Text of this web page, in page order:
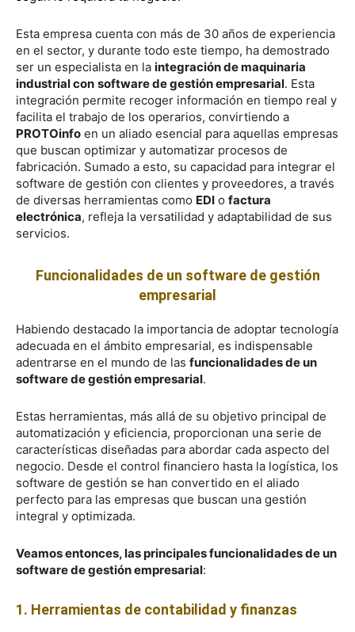
Esta empresa cuenta con más de 30 años de experiencia
en el sector, y durante todo este tiempo, ha demostrado
ser un especialista en la integración de maquinaria
industrial con software de gestión empresarial. Esta
integración permite recoger información en tiempo real y
facilita el trabajo de los operarios, convirtiendo a
PROTOinfo en un aliado esencial para aquellas empresas
que buscan optimizar y automatizar procesos de
fabricación. Sumado a esto, su capacidad para integrar el
software de gestión con clientes y proveedores, a través
de diversas herramientas como EDI o factura
electrónica, refleja la versatilidad y adaptabilidad de sus
servicios.
Funcionalidades de un software de gestión
empresarial
Habiendo destacado la importancia de adoptar tecnología
adecuada en el ámbito empresarial, es indispensable
adentrarse en el mundo de las funcionalidades de un
software de gestión empresarial.
Estas herramientas, más allá de su objetivo principal de
automatización y eficiencia, proporcionan una serie de
características diseñadas para abordar cada aspecto del
negocio. Desde el control financiero hasta la logística, los
software de gestión se han convertido en el aliado
perfecto para las empresas que buscan una gestión
integral y optimizada.
Veamos entonces, las principales funcionalidades de un
software de gestión empresarial:
1. Herramientas de contabilidad y finanzas